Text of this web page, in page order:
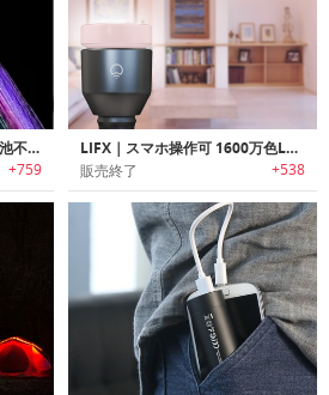
7 Colors Shower Head｜電池不要で7色に光るLEDライトシャワーヘッド
+759
LIFX｜スマホ操作可 1600万色LED電球「ライフィクス」
販売終了 +538